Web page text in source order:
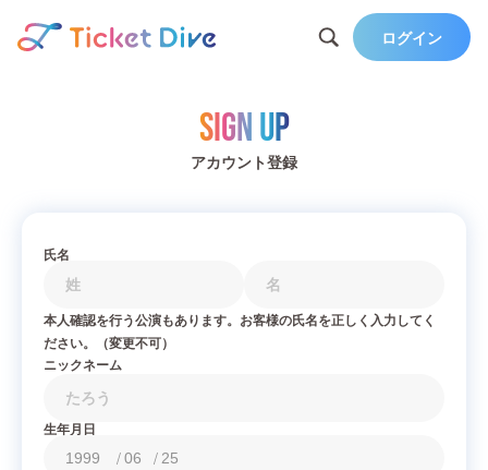
ログイン
Sign Up
アカウント登録
氏名
本人確認を行う公演もあります。お客様の氏名を正しく入力してく
ださい。（変更不可）
ニックネーム
生年月日
/ /